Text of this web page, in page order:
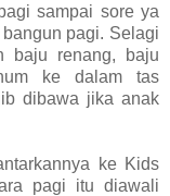
sampai sore ya
pagi. Selagi
baju renang, baju
ke dalam tas
dibawa jika anak
ke Kids
pagi itu diawali